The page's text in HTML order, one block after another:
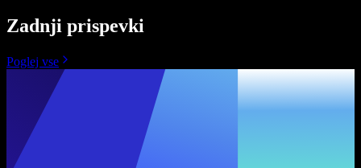
Zadnji prispevki
Poglej vse